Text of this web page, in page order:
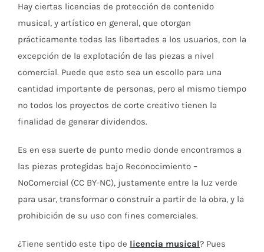
Hay ciertas licencias de protección de contenido
musical, y artístico en general, que otorgan
prácticamente todas las libertades a los usuarios, con la
excepción de la explotación de las piezas a nivel
comercial. Puede que esto sea un escollo para una
cantidad importante de personas, pero al mismo tiempo
no todos los proyectos de corte creativo tienen la
finalidad de generar dividendos.
Es en esa suerte de punto medio donde encontramos a
las piezas protegidas bajo Reconocimiento –
NoComercial (CC BY-NC), justamente entre la luz verde
para usar, transformar o construir a partir de la obra, y la
prohibición de su uso con fines comerciales.
¿Tiene sentido este tipo de licencia musical? Pues